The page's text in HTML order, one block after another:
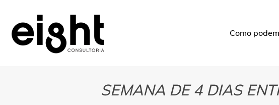
Como
SEMANA DE 4 DIAS